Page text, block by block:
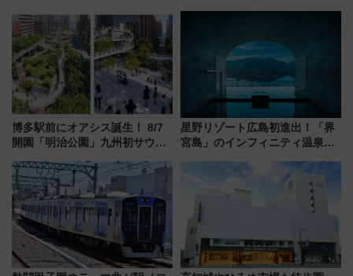
地のふらっと立ち食いそば』
7/27夜10時～放送
博多駅前にオアシス誕生！ 8/7
開園「明治公園」九州初サウナ
品グルメ登場で駅前の過ごし方
はどう変わる？
星野リゾート広島初進出！「界
宮島」のインフィニティ温泉と
宿泊料金・アクセスは？（2026
年7月23日開業）